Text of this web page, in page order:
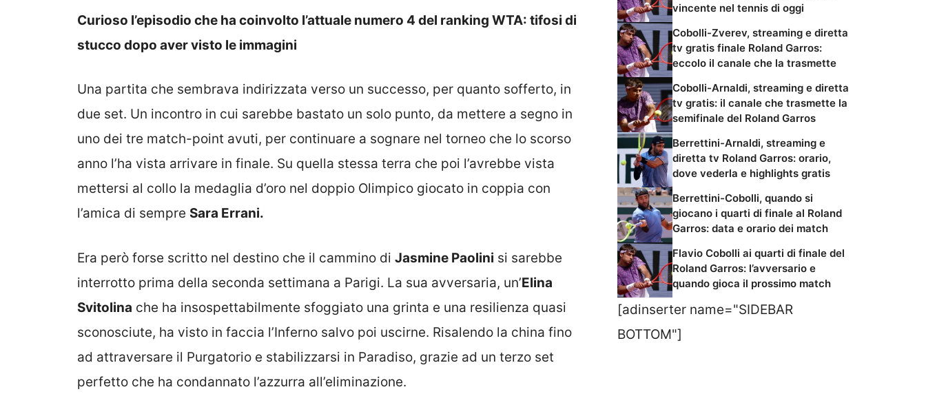
Curioso l’episodio che ha coinvolto l’attuale numero 4 del ranking WTA: tifosi di
stucco dopo aver visto le immagini
Una partita che sembrava indirizzata verso un successo, per quanto sofferto, in
due set. Un incontro in cui sarebbe bastato un solo punto, da mettere a segno in
uno dei tre match-point avuti, per continuare a sognare nel torneo che lo scorso
anno l’ha vista arrivare in finale. Su quella stessa terra che poi l’avrebbe vista
mettersi al collo la medaglia d’oro nel doppio Olimpico giocato in coppia con
l’amica di sempre Sara Errani.
Era però forse scritto nel destino che il cammino di Jasmine Paolini si sarebbe
interrotto prima della seconda settimana a Parigi. La sua avversaria, un’Elina
Svitolina che ha insospettabilmente sfoggiato una grinta e una resilienza quasi
sconosciute, ha visto in faccia l’Inferno salvo poi uscirne. Risalendo la china fino
ad attraversare il Purgatorio e stabilizzarsi in Paradiso, grazie ad un terzo set
perfetto che ha condannato l’azzurra all’eliminazione.
vincente nel tennis di oggi
Cobolli-Zverev, streaming e diretta
tv gratis finale Roland Garros:
eccolo il canale che la trasmette
Cobolli-Arnaldi, streaming e diretta
tv gratis: il canale che trasmette la
semifinale del Roland Garros
Berrettini-Arnaldi, streaming e
diretta tv Roland Garros: orario,
dove vederla e highlights gratis
Berrettini-Cobolli, quando si
giocano i quarti di finale al Roland
Garros: data e orario dei match
Flavio Cobolli ai quarti di finale del
Roland Garros: l’avversario e
quando gioca il prossimo match
[adinserter name="SIDEBAR
BOTTOM"]